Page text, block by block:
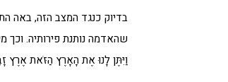
בדיוק כנגד המצב הזה, באה
שהאדמה נותנת פירותיה.
וַיִּתֶּן לָנוּ אֶת הָאָרֶץ הַזֹּאת